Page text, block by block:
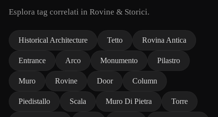
Esplora tag correlati in Rovine & Storici.
Historical Architecture Tetto Rovina Antica
Entrance Arco Monumento Pilastro
Muro Rovine Door Column
Piedistallo Scala Muro Di Pietra Torre